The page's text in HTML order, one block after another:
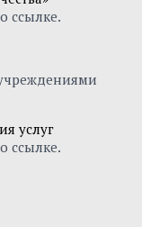
ссылке.
услуг
ссылке.